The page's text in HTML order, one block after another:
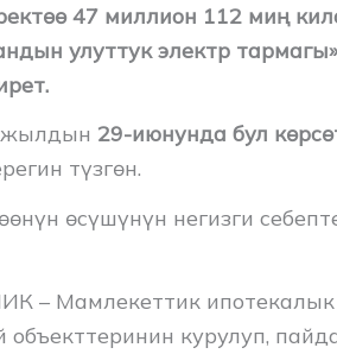
47 миллион 112 миң
улуттук электр
жылдын 29-июнунда бул
түзгөн.
өсүшүнүн негизги
– Мамлекеттик
курулуп,